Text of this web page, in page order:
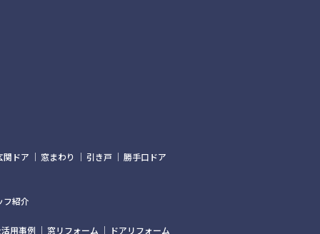
関ドア 窓まわり 引き戸 勝手口ドア
フ紹介
用事例 窓リフォーム ドアリフォーム